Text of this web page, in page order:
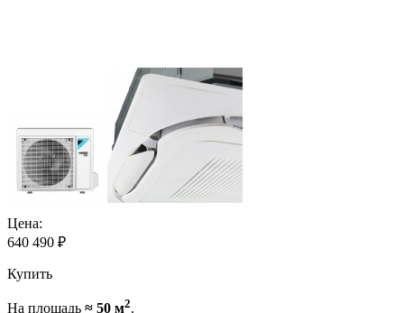
Цена:
640 490 ₽
Купить
На площадь ≈ 50 м2.